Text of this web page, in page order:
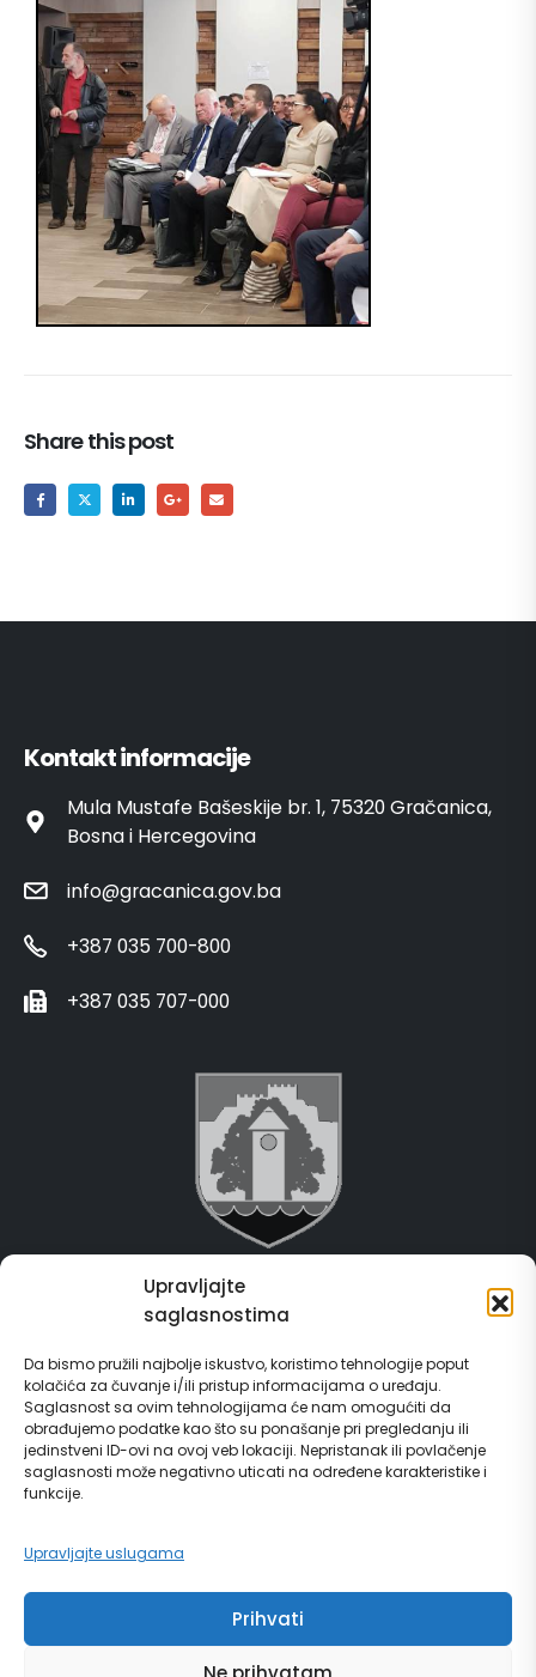
Upravljajte
saglasnostima
Da bismo pružili najbolje iskustvo, koristimo tehnologije poput
kolačića za čuvanje i/ili pristup informacijama o uređaju.
Saglasnost sa ovim tehnologijama će nam omogućiti da
obrađujemo podatke kao što su ponašanje pri pregledanju ili
jedinstveni ID-ovi na ovoj veb lokaciji. Nepristanak ili povlačenje
saglasnosti može negativno uticati na određene karakteristike i
funkcije.
Upravljajte uslugama
Prihvati
Share this post
Kontakt informacije
Mula Mustafe Bašeskije br. 1, 75320 Gračanica,
Bosna i Hercegovina
info@gracanica.gov.ba
+387 035 700-800
+387 035 707-000
Grad Gračanica
E-Matičar
72 sata sistem
Invest in Gračanica
Vodič za građane